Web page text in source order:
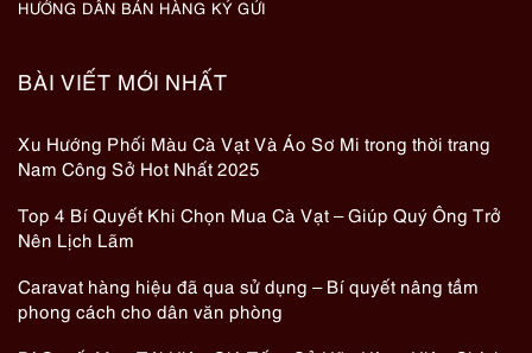
HƯỚNG DẪN BÁN HÀNG KÝ GỬI
BÀI VIẾT MỚI NHẤT
Xu Hướng Phối Màu Cà Vạt Và Áo Sơ Mi trong thời trang
Nam Công Sở Hot Nhất 2025
Top 4 Bí Quyết Khi Chọn Mua Cà Vạt – Giúp Quý Ông Trở
Nên Lịch Lãm
Caravat hàng hiệu đã qua sử dụng – Bí quyết nâng tầm
phong cách cho dân văn phòng